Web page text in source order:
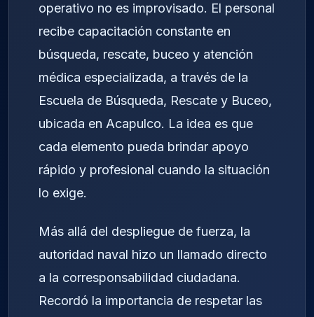
operativo no es improvisado. El personal
recibe capacitación constante en
búsqueda, rescate, buceo y atención
médica especializada, a través de la
Escuela de Búsqueda, Rescate y Buceo,
ubicada en Acapulco. La idea es que
cada elemento pueda brindar apoyo
rápido y profesional cuando la situación
lo exige.
Más allá del despliegue de fuerza, la
autoridad naval hizo un llamado directo
a la corresponsabilidad ciudadana.
Recordó la importancia de respetar las